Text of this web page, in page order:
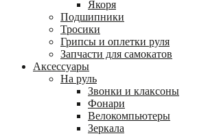
Якоря
Подшипники
Тросики
Грипсы и оплетки руля
Запчасти для самокатов
Аксессуары
На руль
Звонки и клаксоны
Фонари
Велокомпьютеры
Зеркала